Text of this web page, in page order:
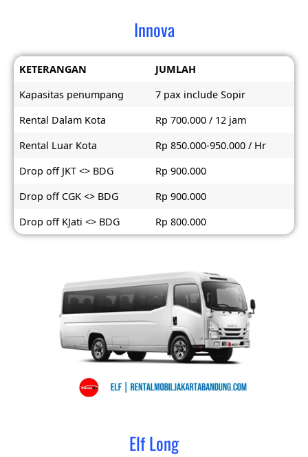
Innova
KETERANGAN
JUMLAH
Kapasitas penumpang
7 pax include Sopir
Rental Dalam Kota
Rp 700.000 / 12 jam
Rental Luar Kota
Rp 850.000-950.000 / Hr
Drop off JKT <> BDG
Rp 900.000
Drop off CGK <> BDG
Rp 900.000
Drop off KJati <> BDG
Rp 800.000
Elf Long